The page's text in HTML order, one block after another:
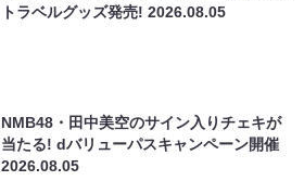
トラベルグッズ発売!2026.08.05
NMB48・田中美空のサイン入りチェキが
当たる! dバリューパスキャンペーン開催
2026.08.05